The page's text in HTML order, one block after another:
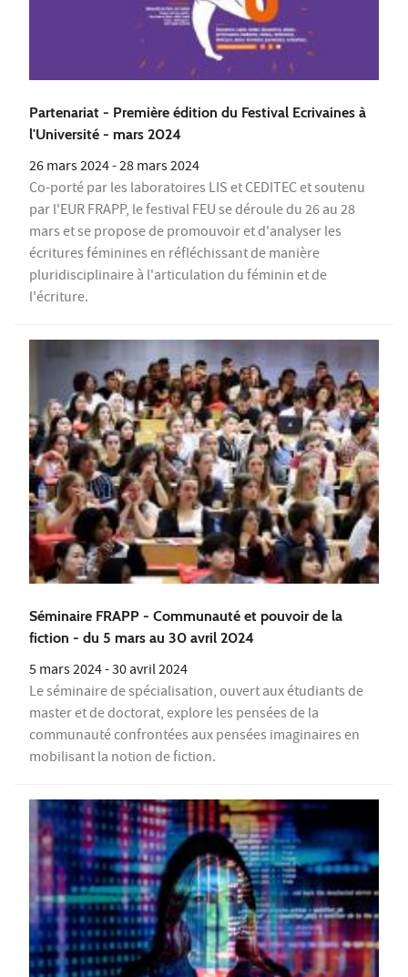
Partenariat - Première édition du Festival Ecrivaines à
l'Université - mars 2024
26 mars 2024-28 mars 2024
Co-porté par les laboratoires LIS et CEDITEC et soutenu
par l'EUR FRAPP, le festival FEU se déroule du 26 au 28
mars et se propose de promouvoir et d'analyser les
écritures féminines en réfléchissant de manière
pluridisciplinaire à l'articulation du féminin et de
l'écriture.
Séminaire FRAPP - Communauté et pouvoir de la
fiction - du 5 mars au 30 avril 2024
5 mars 2024-30 avril 2024
Le séminaire de spécialisation, ouvert aux étudiants de
master et de doctorat, explore les pensées de la
communauté confrontées aux pensées imaginaires en
mobilisant la notion de fiction.